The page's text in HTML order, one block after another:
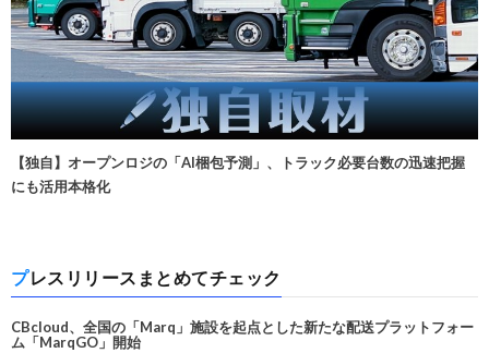
【独自】オープンロジの「AI梱包予測」、トラック必要台数の迅速把握
にも活用本格化
プレスリリースまとめてチェック
CBcloud、全国の「Marq」施設を起点とした新たな配送プラットフォー
ム「MarqGO」開始